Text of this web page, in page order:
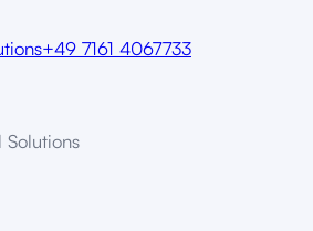
+49 7161 4067733
l Solutions